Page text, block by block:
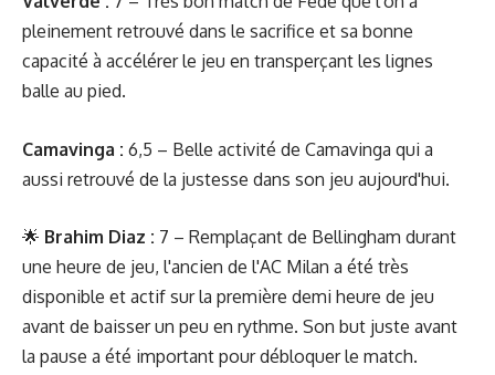
pleinement retrouvé dans le sacrifice et sa bonne
capacité à accélérer le jeu en transperçant les lignes
balle au pied.
Camavinga : 6,5 – Belle activité de Camavinga qui a
aussi retrouvé de la justesse dans son jeu aujourd'hui.
🌟 Brahim Diaz : 7 – Remplaçant de Bellingham durant
une heure de jeu, l'ancien de l'AC Milan a été très
disponible et actif sur la première demi heure de jeu
avant de baisser un peu en rythme. Son but juste avant
la pause a été important pour débloquer le match.